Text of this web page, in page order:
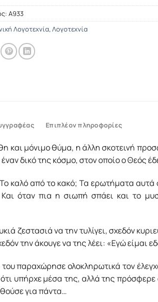
Α933
Λογοτεχνία,Λογοτεχνία
Επιπλέον πληροφορίες
και μόνιμο θύμα, η άλλη σκοτεινή
δικό της κόσμο, στον οποίο ο Θεός
καλό από το κακό; Τα ερωτήματα
όταν πια η σιωπή σπάει και το
ζεστασιά να την τυλίγει, σχεδόν
την άκουγε να της λέει: «Εγώ είμαι
παραχώρησε ολοκληρωτικά τον
υπήρχε μέσα της, αλλά της
για πάντα…